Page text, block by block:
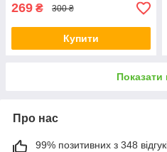
269 ₴ 300 ₴
Купити
Показати
Про нас
99% позитивних з 348